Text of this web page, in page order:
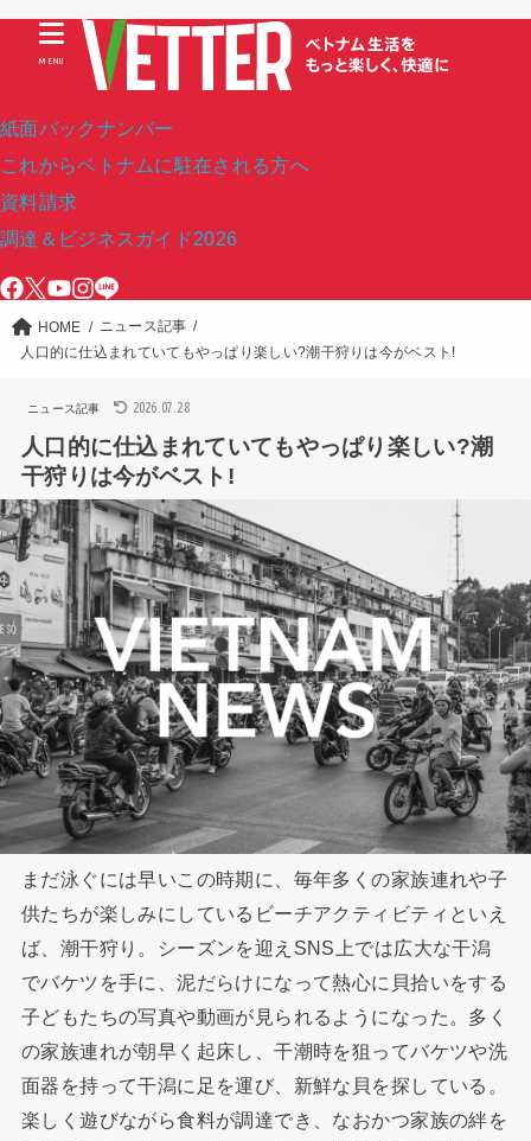
紙面バックナンバー
これからベトナムに駐在される方へ
資料請求
調達＆ビジネスガイド2026
MENU
HOME
ニュース記事
人口的に仕込まれていてもやっぱり楽しい?潮干狩りは今がベスト!
ニュース記事 2026.07.28
人口的に仕込まれていてもやっぱり楽しい?潮
干狩りは今がベスト!
まだ泳ぐには早いこの時期に、毎年多くの家族連れや子
供たちが楽しみにしているビーチアクティビティといえ
ば、潮干狩り。シーズンを迎えSNS上では広大な干潟
でバケツを手に、泥だらけになって熱心に貝拾いをする
子どもたちの写真や動画が見られるようになった。多く
の家族連れが朝早く起床し、干潮時を狙ってバケツや洗
面器を持って干潟に足を運び、新鮮な貝を探している。
楽しく遊びながら食料が調達でき、なおかつ家族の絆を